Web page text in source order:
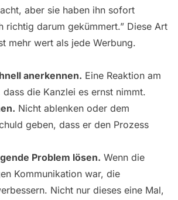
aber sie haben ihn sofort
richtig darum gekümmert.” Diese Art
mehr wert als jede Werbung.
anerkennen. Eine Reaktion am
die Kanzlei es ernst nimmt.
Nicht ablenken oder dem
geben, dass er den Prozess
Problem lösen. Wenn die
Kommunikation war, die
Nicht nur dieses eine Mal,